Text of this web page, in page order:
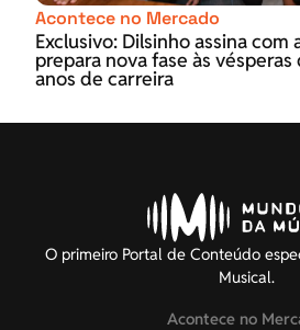
Acontece no Mercado
Exclusivo: Dilsinho assina com
prepara nova fase às
anos de carreira
O primeiro Portal de Conteúdo
Musical.
Acontece no